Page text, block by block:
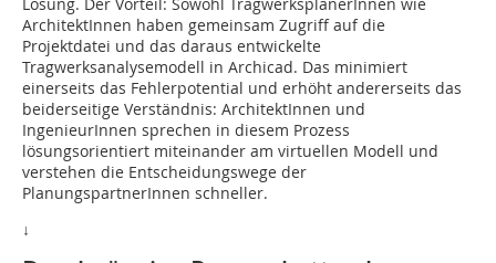
Lösung. Der Vorteil: Sowohl Tragwerkspla­nerInnen wie
ArchitektInnen haben gemeinsam Zugriff auf die
Projektdatei und das daraus entwickelte
Tragwerksanalysemodell in Archicad. Das minimiert
einerseits das Fehlerpotential und erhöht andererseits das
beiderseitige Verständnis: ArchitektInnen und
IngenieurInnen sprechen in diesem Prozess
lösungsorientiert miteinander am virtuellen Modell und
verstehen die Entscheidungswege der
PlanungspartnerInnen schneller.
↓